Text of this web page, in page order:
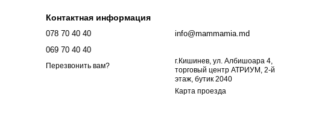
Контактная информация
078 70 40 40
069 70 40 40
Перезвонить вам?
info@mammamia.md
г.Кишинев, ул. Албишоара 4,
торговый центр АТРИУМ, 2-й
этаж, бутик 2040
Карта проезда